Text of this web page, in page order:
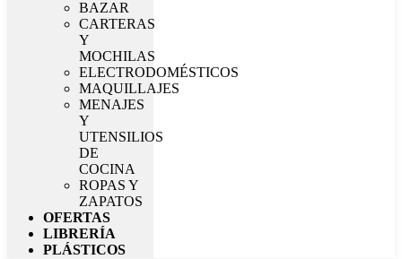
BAZAR
CARTERAS
Y
MOCHILAS
ELECTRODOMÉSTICOS
MAQUILLAJES
MENAJES
Y
UTENSILIOS
DE
COCINA
ROPAS Y
ZAPATOS
OFERTAS
LIBRERÍA
PLÁSTICOS